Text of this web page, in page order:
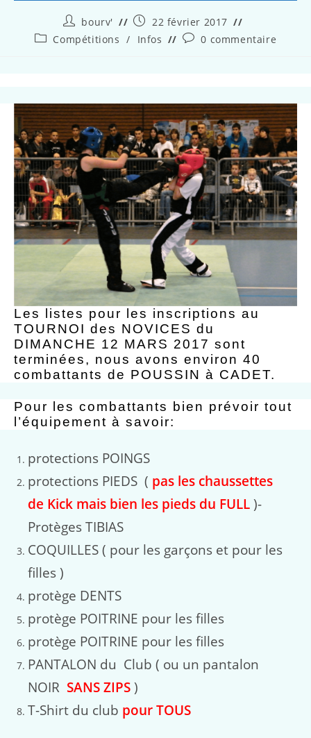
bourv'
22 février 2017
Compétitions / Infos 0 commentaire
Les listes pour les inscriptions au
TOURNOI des NOVICES du
DIMANCHE 12 MARS 2017 sont
terminées, nous avons environ 40
combattants de POUSSIN à CADET.
Pour les combattants bien prévoir tout
l’équipement à savoir:
protections POINGS
protections PIEDS ( pas les chaussettes
de Kick mais bien les pieds du FULL )-
Protèges TIBIAS
COQUILLES ( pour les garçons et pour les
filles )
protège DENTS
protège POITRINE pour les filles
protège POITRINE pour les filles
PANTALON du Club ( ou un pantalon
NOIR SANS ZIPS )
T-Shirt du club pour TOUS